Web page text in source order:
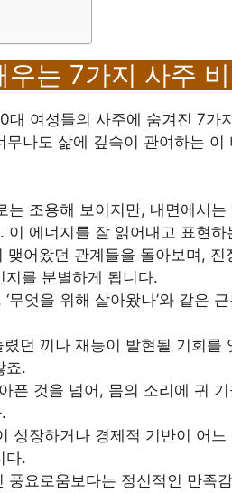
우는 7가지 사주
여성들의 사주에 숨겨진 7가
무나도 삶에 깊숙이 관여하는
는 조용해 보이지만, 내면에서는
이 에너지를 잘 읽어내고 표현
맺어왔던 관계들을 돌아보며, 진
를 분별하게 됩니다.
‘무엇을 위해 살아왔나’와 같은
던 끼나 재능이 발현될 기회를
죠.
픈 것을 넘어, 몸의 소리에 귀
성장하거나 경제적 기반이 어
다.
풍요로움보다는 정신적인 만족